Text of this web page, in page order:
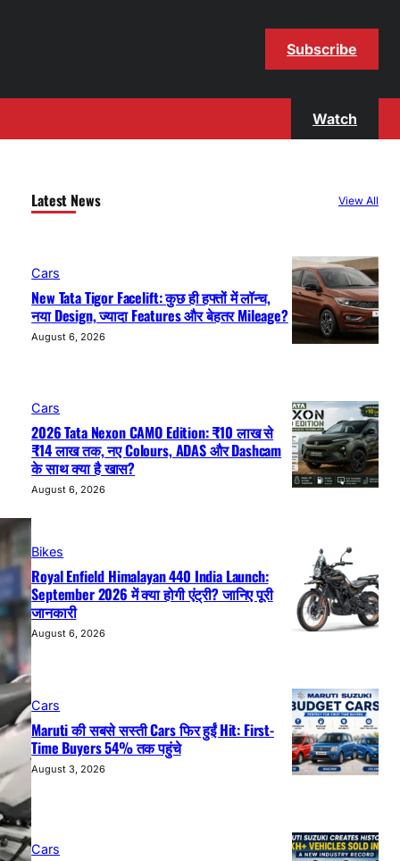
Subscribe
Watch
Latest News View All
Cars
New Tata Tigor Facelift: कुछ ही हफ्तों में लॉन्च,
नया Design, ज्यादा Features और बेहतर Mileage?
August 6, 2026
Cars
2026 Tata Nexon CAMO Edition: ₹10 लाख से
₹14 लाख तक, नए Colours, ADAS और Dashcam
के साथ क्या है खास?
August 6, 2026
Bikes
Royal Enfield Himalayan 440 India Launch:
September 2026 में क्या होगी एंट्री? जानिए पूरी
जानकारी
August 6, 2026
Cars
Maruti की सबसे सस्ती Cars फिर हुईं Hit: First-
Time Buyers 54% तक पहुंचे
August 3, 2026
Cars